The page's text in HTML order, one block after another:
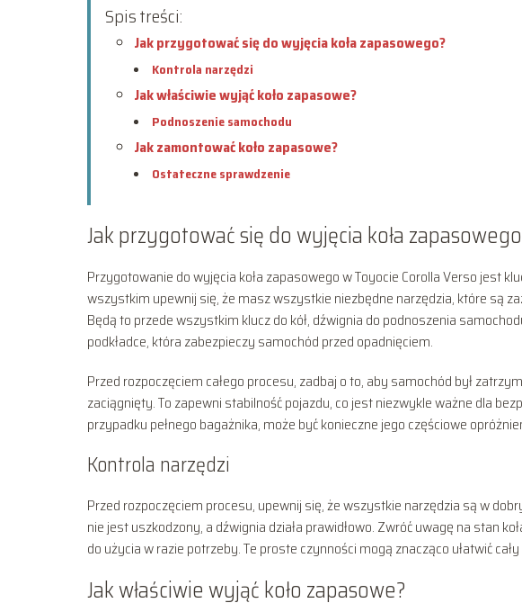
Spis treści:
Jak przygotować się do wyjęcia koła zapasowego?
Kontrola narzędzi
Jak właściwie wyjąć koło zapasowe?
Podnoszenie samochodu
Jak zamontować koło zapasowe?
Ostateczne sprawdzenie
Jak przygotować się do wyjęcia koła
Przygotowanie do wyjęcia koła zapasowego w Toyocie Corolla Verso jest
wszystkim upewnij się, że masz wszystkie niezbędne narzędzia, które są
Będą to przede wszystkim klucz do kół, dźwignia do podnoszenia
podkładce, która zabezpieczy samochód przed opadnięciem.
Przed rozpoczęciem całego procesu, zadbaj o to, aby samochód był
zaciągnięty. To zapewni stabilność pojazdu, co jest niezwykle ważne dla
przypadku pełnego bagażnika, może być konieczne jego częściowe
Kontrola narzędzi
Przed rozpoczęciem procesu, upewnij się, że wszystkie narzędzia są w
nie jest uszkodzony, a dźwignia działa prawidłowo. Zwróć uwagę na stan
do użycia w razie potrzeby. Te proste czynności mogą znacząco ułatwić
Jak właściwie wyjąć koło zapasowe?